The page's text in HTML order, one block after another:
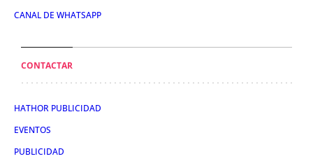
CANAL DE WHATSAPP
CONTACTAR
HATHOR PUBLICIDAD
EVENTOS
PUBLICIDAD